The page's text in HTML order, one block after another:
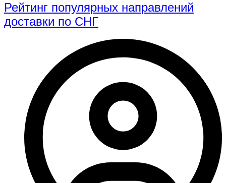
Рейтинг популярных направлений
доставки по СНГ